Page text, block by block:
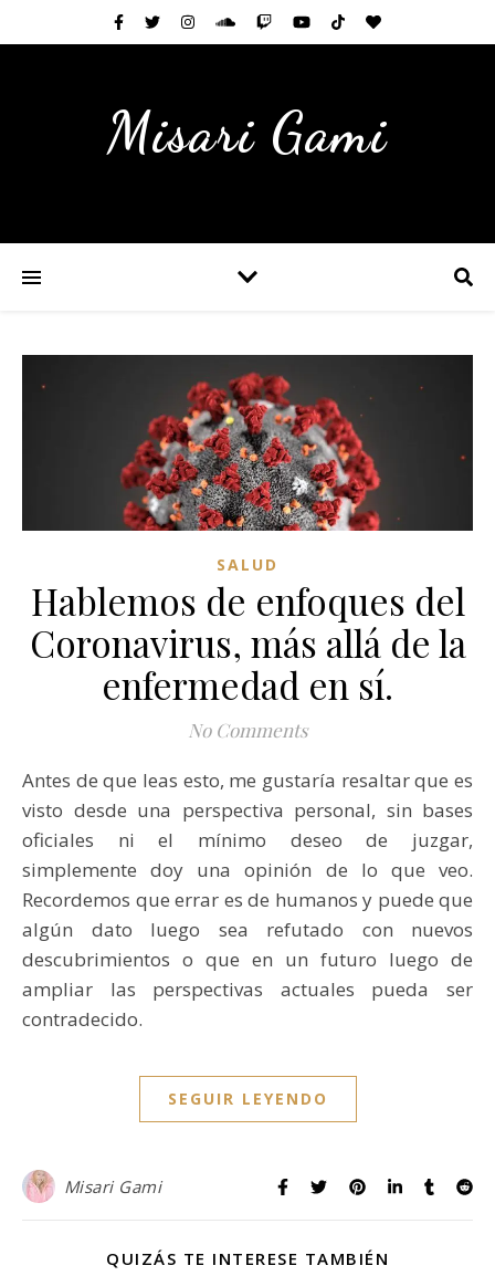
Misari Gami
SALUD
Hablemos de enfoques del
Coronavirus, más allá de la
enfermedad en sí.
No Comments
Antes de que leas esto, me gustaría resaltar que es
visto desde una perspectiva personal, sin bases
oficiales ni el mínimo deseo de juzgar,
simplemente doy una opinión de lo que veo.
Recordemos que errar es de humanos y puede que
algún dato luego sea refutado con nuevos
descubrimientos o que en un futuro luego de
ampliar las perspectivas actuales pueda ser
contradecido.
SEGUIR LEYENDO
Misari Gami
QUIZÁS TE INTERESE TAMBIÉN